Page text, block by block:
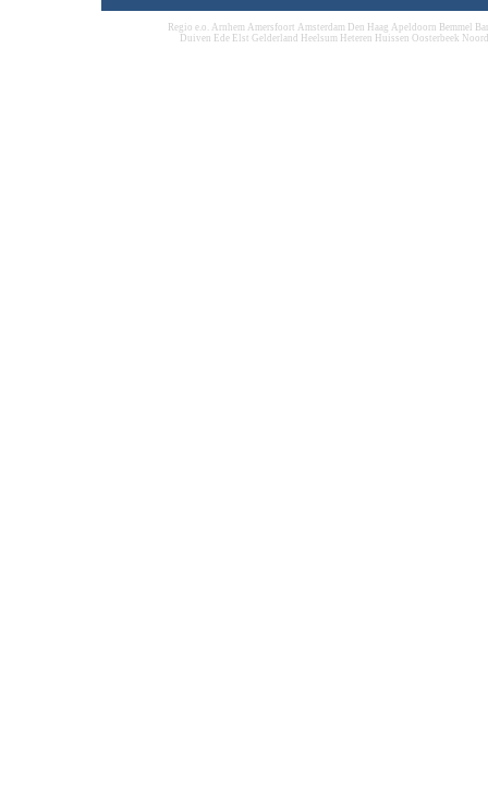
Regio e.o. Arnhem Amersfoort Amsterdam Den Haag Apeldoorn Bemmel
Duiven Ede Elst Gelderland Heelsum Heteren Huissen Oosterbeek